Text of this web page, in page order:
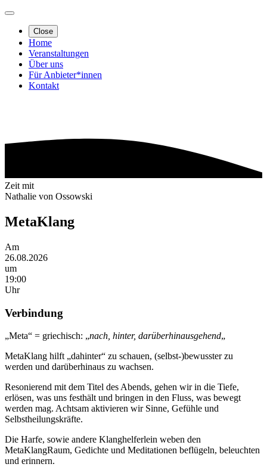
Close
Home
Veranstaltungen
Über uns
Für Anbieter*innen
Kontakt
Zeit mit
Nathalie von Ossowski
MetaKlang
Am
26.08.2026
um
19:00
Uhr
Verbindung
„Meta“ = griechisch: „nach, hinter, darüberhinausgehend„
MetaKlang hilft „dahinter“ zu schauen, (selbst-)bewusster zu
werden und darüberhinaus zu wachsen.
Resonierend mit dem Titel des Abends, gehen wir in die Tiefe,
erlösen, was uns festhält und bringen in den Fluss, was bewegt
werden mag. Achtsam aktivieren wir Sinne, Gefühle und
Selbstheilungskräfte.
Die Harfe, sowie andere Klanghelferlein weben den
MetaKlangRaum, Gedichte und Meditationen beflügeln, beleuchten
und erinnern.